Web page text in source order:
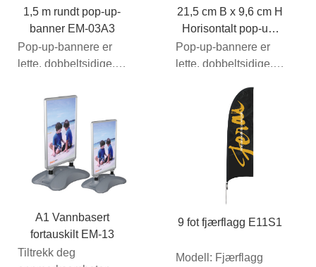
1,5 m rundt pop-up-
banner EM-03A3
Pop-up-bannere er
lette, dobbeltsidige,
som kan brettes
21,5 cm B x 9,6 cm H
Horisontalt pop-up-
banner EM-03A1
Pop-up-bannere er
lette, dobbeltsidige,
som kan brettes
A1 Vannbasert
fortauskilt EM-13
Tiltrekk deg
9 fot fjærflagg E11S1
Modell: Fjærflagg